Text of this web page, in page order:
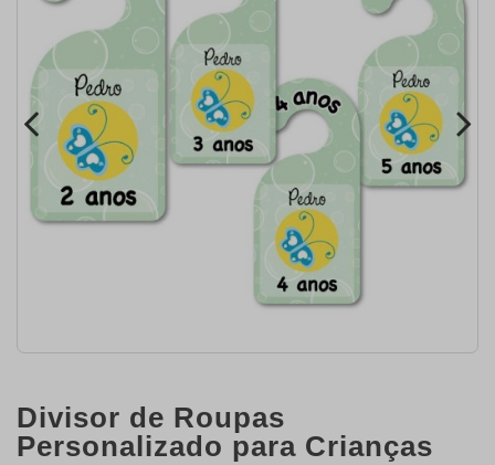
Divisor de Roupas
Personalizado para Crianças